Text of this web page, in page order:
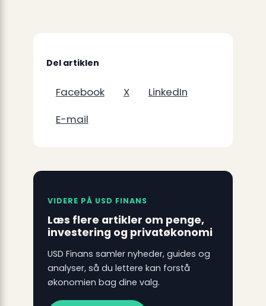
Del artiklen
Facebook X
LinkedIn
E-mail
VIDERE PÅ USD FINANS
Læs flere artikler om penge,
investering og privatøkonomi
USD Finans samler nyheder, guides og
analyser, så du lettere kan forstå
økonomien bag dine valg.